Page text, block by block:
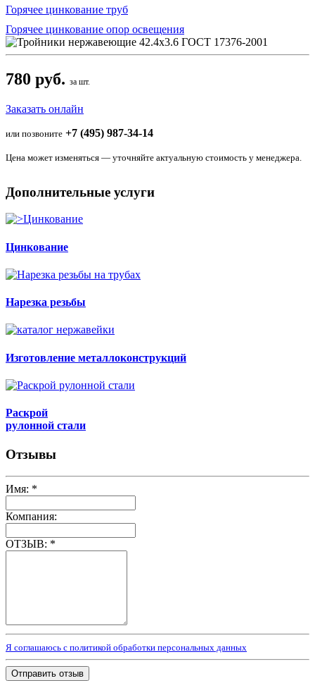
Горячее цинкование труб
Горячее цинкование опор освещения
780 руб. за шт.
Заказать онлайн
или позвоните +7 (495) 987-34-14
Цена может изменяться — уточняйте актуальную стоимость у менеджера.
Дополнительные услуги
Цинкование
Нарезка резьбы
Изготовление металлоконструкций
Раскрой
рулонной стали
Отзывы
Имя: *
Компания:
ОТЗЫВ: *
Я соглашаюсь с политикой обработки персональных данных
Отправить отзыв